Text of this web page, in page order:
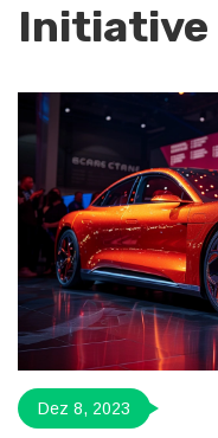
Initiative
Dez 8, 2023